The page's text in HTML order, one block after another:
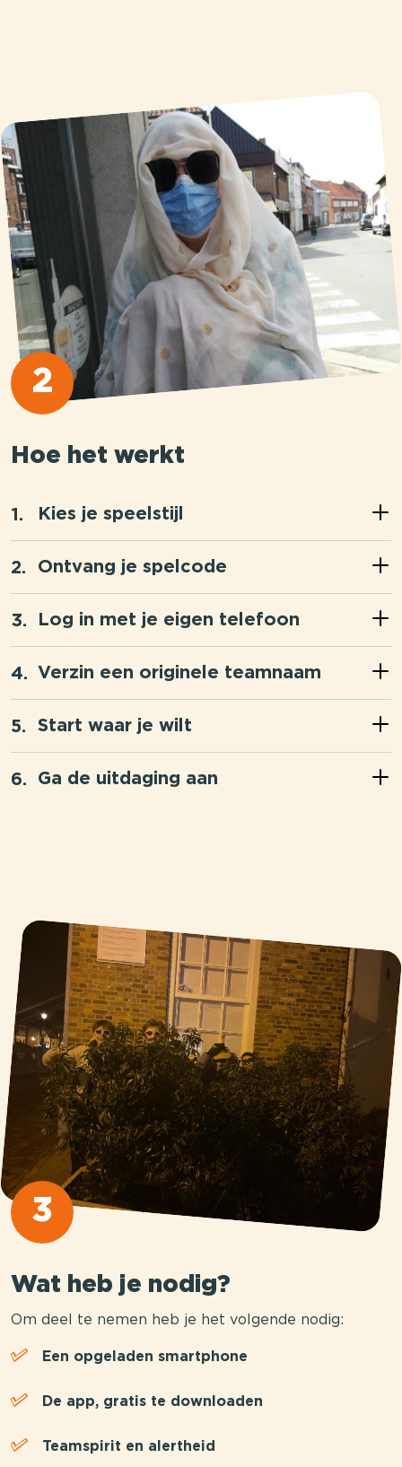
2
Hoe het werkt
Kies je speelstijl
Ontvang je spelcode
Log in met je eigen telefoon
Verzin een originele teamnaam
Start waar je wilt
Ga de uitdaging aan
3
Wat heb je nodig?
Om deel te nemen heb je het volgende nodig:
Een opgeladen smartphone
De app, gratis te downloaden
Teamspirit en alertheid